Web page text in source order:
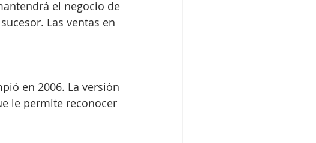
el negocio de
Las ventas en
le permite reconocer